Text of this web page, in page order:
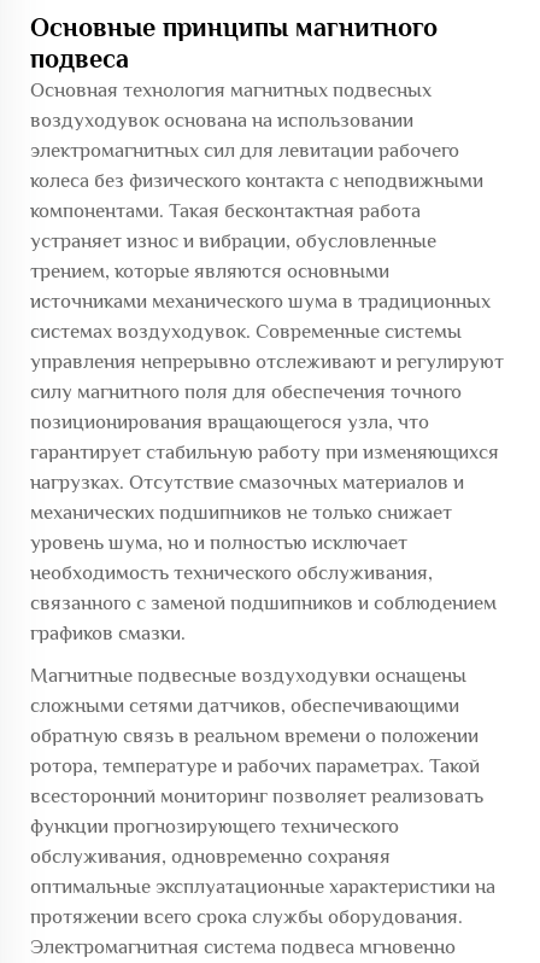
Основные принципы магнитного
подвеса
Основная технология магнитных подвесных
воздуходувок основана на использовании
электромагнитных сил для левитации рабочего
колеса без физического контакта с неподвижными
компонентами. Такая бесконтактная работа
устраняет износ и вибрации, обусловленные
трением, которые являются основными
источниками механического шума в традиционных
системах воздуходувок. Современные системы
управления непрерывно отслеживают и регулируют
силу магнитного поля для обеспечения точного
позиционирования вращающегося узла, что
гарантирует стабильную работу при изменяющихся
нагрузках. Отсутствие смазочных материалов и
механических подшипников не только снижает
уровень шума, но и полностью исключает
необходимость технического обслуживания,
связанного с заменой подшипников и соблюдением
графиков смазки.
Магнитные подвесные воздуходувки оснащены
сложными сетями датчиков, обеспечивающими
обратную связь в реальном времени о положении
ротора, температуре и рабочих параметрах. Такой
всесторонний мониторинг позволяет реализовать
функции прогнозирующего технического
обслуживания, одновременно сохраняя
оптимальные эксплуатационные характеристики на
протяжении всего срока службы оборудования.
Электромагнитная система подвеса мгновенно